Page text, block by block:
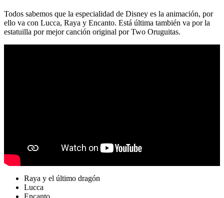
Todos sabemos que la especialidad de Disney es la animación, por
ello va con Lucca, Raya y Encanto. Está última también va por la
estatuilla por mejor canción original por Two Oruguitas.
Raya y el último dragón
Lucca
Encanto